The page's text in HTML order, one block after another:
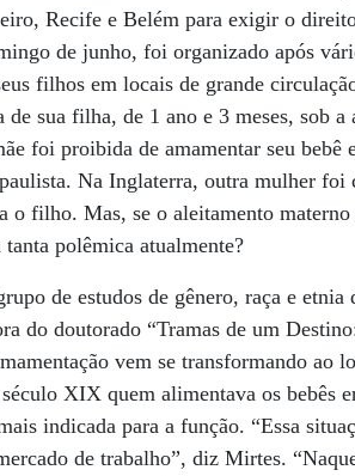
Recife e Belém para exigir o
de junho, foi organizado após
filhos em locais de grande
sua filha, de 1 ano e 3 meses, sob a
foi proibida de amamentar seu bebê
Na Inglaterra, outra mulher foi
o filho. Mas, se o aleitamento materno
polêmica atualmente?
de estudos de gênero, raça e etnia
do doutorado “Tramas de um
vem se transformando ao
XIX quem alimentava os bebês
indicada para a função. “Essa
de trabalho”, diz Mirtes.